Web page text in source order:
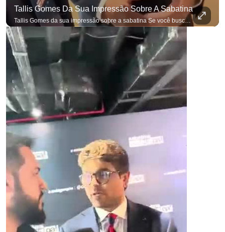
Tallis Gomes Da Sua Impressão Sobre A Sabatina
Tallis Gomes da sua impressão sobre a sabatina Se você busca informação com credibilidade, inscreva-se agora e ative o